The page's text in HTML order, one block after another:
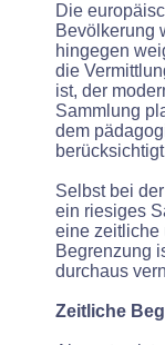
Die
Bevölkerung
hingegen
die
ist, der
Sammlung
dem
Selbst bei
ein riesiges
eine zeitliche
Begrenzung
durchaus
Zeitliche